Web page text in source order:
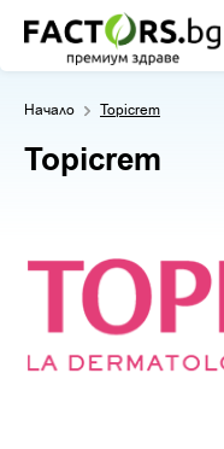
Начало Topicrem
Topicrem